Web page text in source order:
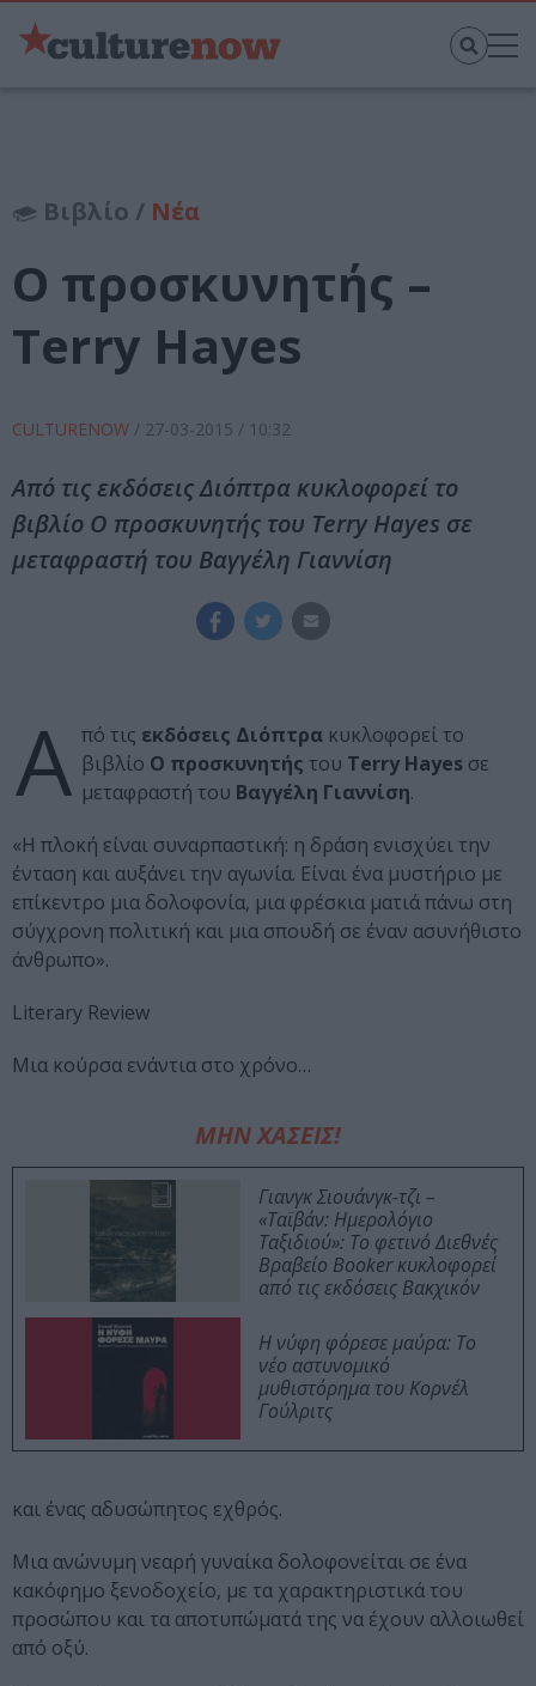
Βιβλίο / Νέα
Ο προσκυνητής –
Terry Hayes
CULTURENOW / 27-03-2015 / 10:32
Από τις εκδόσεις Διόπτρα κυκλοφορεί το
βιβλίο Ο προσκυνητής του Terry Hayes σε
μεταφραστή του Βαγγέλη Γιαννίση
Α πό τις εκδόσεις Διόπτρα κυκλοφορεί το
βιβλίο Ο προσκυνητής του Terry Hayes σε
μεταφραστή του Βαγγέλη Γιαννίση.
«Η πλοκή είναι συναρπαστική: η δράση ενισχύει την
ένταση και αυξάνει την αγωνία. Είναι ένα μυστήριο με
επίκεντρο μια δολοφονία, μια φρέσκια ματιά πάνω στη
σύγχρονη πολιτική και μια σπουδή σε έναν ασυνήθιστο
άνθρωπο».
Literary Review
Μια κούρσα ενάντια στο χρόνο…
ΜΗΝ ΧΑΣΕΙΣ!
Γιανγκ Σιουάνγκ-τζι –
«Ταϊβάν: Ημερολόγιο
Ταξιδιού»: Το φετινό Διεθνές
Βραβείο Booker κυκλοφορεί
από τις εκδόσεις Βακχικόν
Η νύφη φόρεσε μαύρα: Το
νέο αστυνομικό
μυθιστόρημα του Κορνέλ
Γούλριτς
και ένας αδυσώπητος εχθρός.
Μια ανώνυμη νεαρή γυναίκα δολοφονείται σε ένα
κακόφημο ξενοδοχείο, με τα χαρακτηριστικά του
προσώπου και τα αποτυπώματά της να έχουν αλλοιωθεί
από οξύ.